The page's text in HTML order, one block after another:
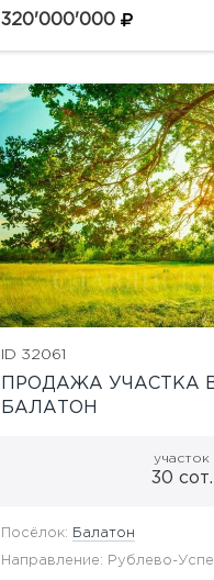
рестораны. В поселке:
320'000'000
ID 32061
ПРОДАЖА УЧАСТКА
БАЛАТОН
участок
30 сот.
Посёлок: Балатон
Направление: Рублево-